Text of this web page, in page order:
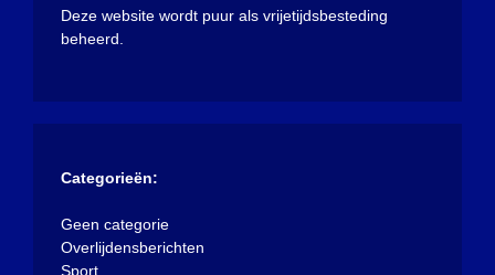
Deze website wordt puur als vrijetijdsbesteding
beheerd.
Categorieën:
Geen categorie
Overlijdensberichten
Sport